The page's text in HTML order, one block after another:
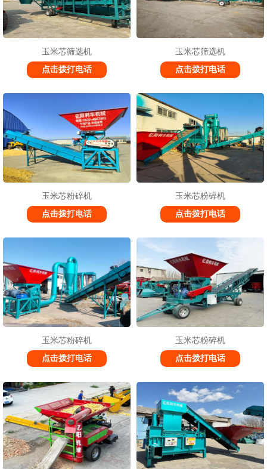
玉米芯筛选机
点击拨打电话
玉米芯筛选机
点击拨打电话
玉米芯粉碎机
点击拨打电话
玉米芯粉碎机
点击拨打电话
玉米芯粉碎机
点击拨打电话
玉米芯粉碎机
点击拨打电话